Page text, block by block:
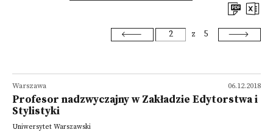
z 5
06.12.2018
Warszawa
Profesor nadzwyczajny w Zakładzie Edytorstwa i
Stylistyki
Uniwersytet Warszawski